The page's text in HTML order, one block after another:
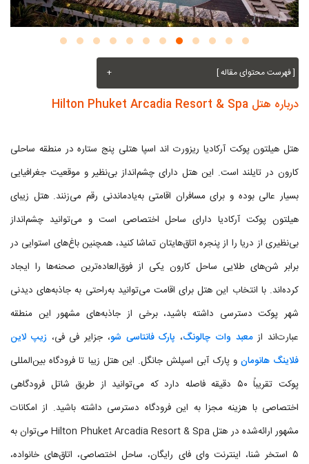
[ فهرست محتوای مقاله ] +
درباره هتل Hilton Phuket Arcadia Resort & Spa
هتل هیلتون پوکت آرکادیا ریزورت اند اسپا هتلی پنج ستاره در منطقه ساحلی
کارون در تایلند است. این هتل دارای چشم‌انداز بی‌نظیر و موقعیت جغرافیایی
بسیار عالی بوده و برای مسافران اقامتی به‌یادماندنی رقم می‌زنند. هتل زیبای
هیلتون پوکت آرکادیا دارای ساحل اختصاصی است و می‌توانید چشم‌انداز
بی‌نظیری از دریا را از پنجره اتاق‌هایتان تماشا کنید، همچنین باغ‌های استوایی در
برابر شن‌های طلایی ساحل کارون یکی از فوق‌العاده‌ترین صحنه‌ها را ایجاد
کرده‌اند. با انتخاب این هتل برای اقامت می‌توانید به‌راحتی به جاذبه‌های دیدنی
شهر پوکت دسترسی داشته باشید، برخی از جاذبه‌های مشهور این منطقه
عبارت‌اند ازمعبد وات چالونگ، پارک فانتاسی شو، جزایر فی فی، زیپ لاین
فلاینگ هانومان و پارک آبی اسپلش جانگل. این هتل زیبا تا فرودگاه بین‌المللی
پوکت تقریباً ۵۰ دقیقه فاصله دارد که می‌توانید از طریق شاتل فرودگاهی
اختصاصی با هزینه مجزا به این فرودگاه دسترسی داشته باشید. از امکانات
مشهور ارائه‌شده در هتل Hilton Phuket Arcadia Resort & Spa می‌توان به
۵ استخر شنا، اینترنت وای فای رایگان، ساحل اختصاصی، اتاق‌های خانواده،